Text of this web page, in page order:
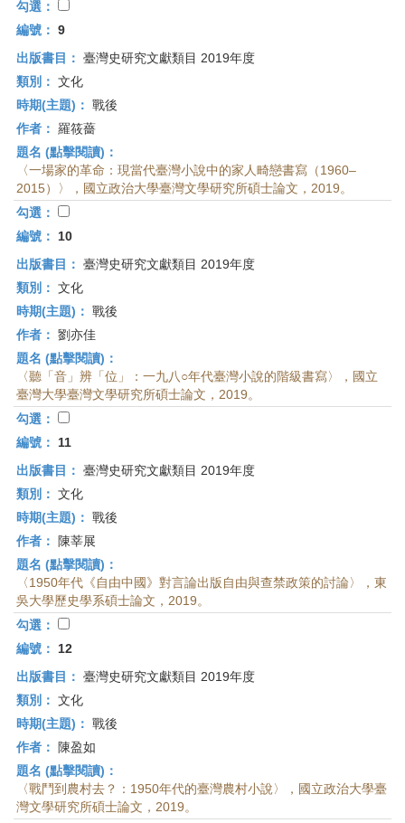
勾選：
編號： 9
出版書目： 臺灣史研究文獻類目 2019年度
類別： 文化
時期(主題)： 戰後
作者： 羅筱薔
題名 (點擊閱讀)：
〈一場家的革命：現當代臺灣小說中的家人畸戀書寫（1960–
2015）〉，國立政治大學臺灣文學研究所碩士論文，2019。
勾選：
編號：
10
出版書目： 臺灣史研究文獻類目 2019年度
類別： 文化
時期(主題)： 戰後
作者： 劉亦佳
題名 (點擊閱讀)：
〈聽「音」辨「位」：一九八○年代臺灣小說的階級書寫〉，國立
臺灣大學臺灣文學研究所碩士論文，2019。
勾選：
編號：
11
出版書目： 臺灣史研究文獻類目 2019年度
類別： 文化
時期(主題)： 戰後
作者：
陳莘展
題名 (點擊閱讀)：
〈1950年代《自由中國》對言論出版自由與查禁政策的討論〉，東
吳大學歷史學系碩士論文，2019。
勾選：
編號：
12
出版書目： 臺灣史研究文獻類目 2019年度
類別： 文化
時期(主題)： 戰後
作者：
陳盈如
題名 (點擊閱讀)：
〈戰鬥到農村去？：1950年代的臺灣農村小說〉，國立政治大學臺
灣文學研究所碩士論文，2019。